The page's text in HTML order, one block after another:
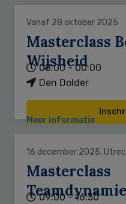
Vanaf 28 oktober 2025
Masterclass
Wijsheid
00:00 - 00:00
Den Dolder
Meer informatie
16 december 2025,
Masterclass
09:00 - 16:30